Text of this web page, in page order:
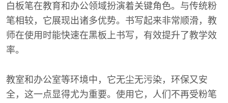
白板笔在教育和办公领域扮演着关键角色。与传统粉
笔相较，它展现出诸多优势。书写起来非常顺滑，教
师在使用时能快速在黑板上书写，有效提升了教学效
率。
教室和办公室等环境中，它无尘无污染，环保又安
全，这一点显得尤为重要。使用它，人们不再受粉笔